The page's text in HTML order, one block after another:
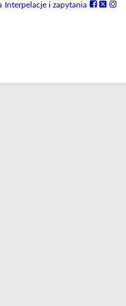
Interpelacje i zapytania